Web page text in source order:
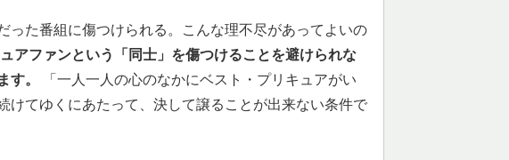
った番組に傷つけられる。こんな理不尽があってよいの
アファンという「同士」を傷つけることを避けられな
す。
「一人一人の心のなかにベスト・プリキュアがい
けてゆくにあたって、決して譲ることが出来ない条件で